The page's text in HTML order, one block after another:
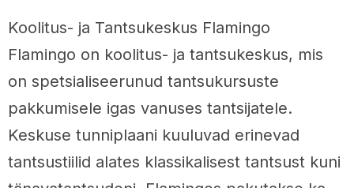
Koolitus- ja Tantsukeskus Flamingo
Flamingo on koolitus- ja tantsukeskus, mis
on spetsialiseerunud tantsukursuste
pakkumisele igas vanuses tantsijatele.
Keskuse tunniplaani kuuluvad erinevad
tantsustiilid alates klassikalisest tantsust kuni